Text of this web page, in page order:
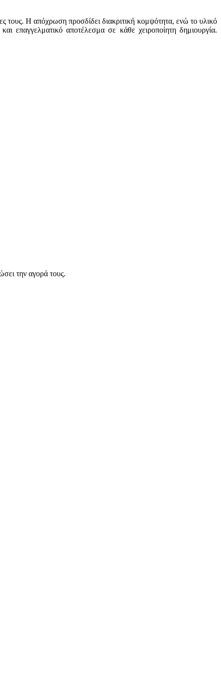
τους. Η απόχρωση προσδίδει διακριτική κομψότητα, ενώ το υλικό
επαγγελματικό αποτέλεσμα σε κάθε χειροποίητη δημιουργία.
την αγορά τους.